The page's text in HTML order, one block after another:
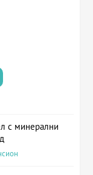
с минерални